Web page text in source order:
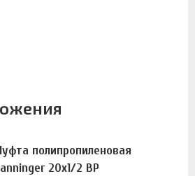
полипропиленовая
20х1/2 ВР